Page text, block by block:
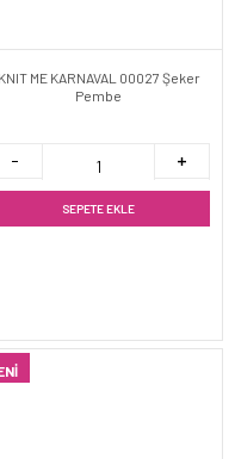
KNIT ME KARNAVAL 00027 Şeker
Pembe
SEPETE EKLE